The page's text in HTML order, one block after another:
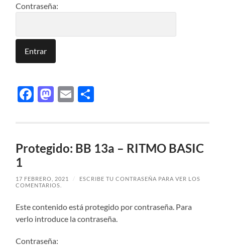
Contraseña:
Facebook
Mastodon
Email
Protegido: BB 13a – RITMO BASIC
1
17 FEBRERO, 2021 /
ESCRIBE TU CONTRASEÑA PARA VER LOS
COMENTARIOS.
Este contenido está protegido por contraseña. Para
verlo introduce la contraseña.
Contraseña: